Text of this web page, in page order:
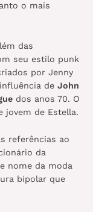
o mais
das
seu estilo punk
por Jenny
de John
dos anos 70. O
jovem de Estella.
referências ao
da
nome da moda
bipolar que